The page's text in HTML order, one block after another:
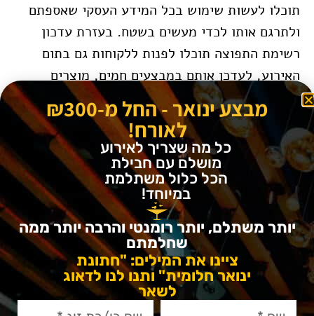
תוכלו לעשות שימוש בכל המידע העסקי שאספתם
ולתרגם אותו לכדי מעשים בשטח. בעזרת עדכון
רשימת התפוצה תוכלו לפנות ללקוחות גם בתום
האירוע, לעדכן אותם במבצעים חמים, מוצרים
חדשים, עדכונים ועוד.
גרייס הוא מתחם אירועים אורבני המשלב בין
השיק של מלון בוטיק ניו יורקי יוקרתי לבין
הקסם של גן רומנטי אירופאי. מעוניינים לקיים
אירוע עסקי? אנו ערוכים לכך מכל הבחינות
ונשמח ללוות אתכם במסע לארגון אירוע חדשני,
מיוחד ואיכותי.
מוזמנים לשתף:
מבצע ינואר - החל מ-₪300
לאורח!
כל מה שצריך לאירוע
מושלם עם חבילת
הכל כלול משתלמת
במיוחד!
יותר משתלם, יותר רומנטי והרבה יותר ממה
שחלמתם
ציינו את המילים: "חתונת
ינואר חלומית" ותנו לנו לדאוג
לשאר